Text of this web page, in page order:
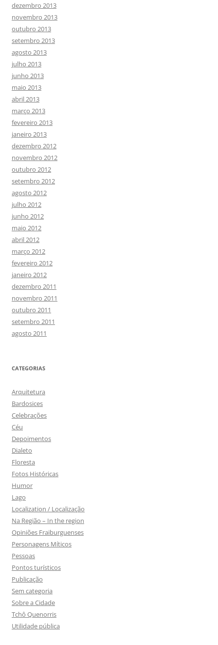
dezembro 2013
novembro 2013
outubro 2013
setembro 2013
agosto 2013
julho 2013
junho 2013
maio 2013
abril 2013
março 2013
fevereiro 2013
janeiro 2013
dezembro 2012
novembro 2012
outubro 2012
setembro 2012
agosto 2012
julho 2012
junho 2012
maio 2012
abril 2012
março 2012
fevereiro 2012
janeiro 2012
dezembro 2011
novembro 2011
outubro 2011
setembro 2011
agosto 2011
CATEGORIAS
Arquitetura
Bardosices
Celebrações
Céu
Depoimentos
Dialeto
Floresta
Fotos Históricas
Humor
Lago
Localization / Localização
Na Região – In the region
Opiniões Fraiburguenses
Personagens Míticos
Pessoas
Pontos turísticos
Publicação
Sem categoria
Sobre a Cidade
Tchô Quenorris
Utilidade pública